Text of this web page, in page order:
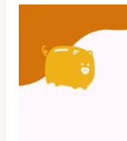
Morgan
A
pénz